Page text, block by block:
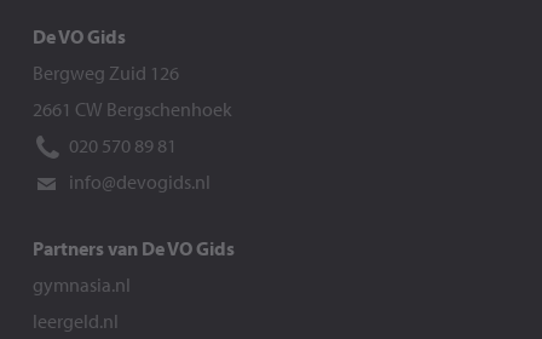
De VO Gids
Bergweg Zuid 126
2661 CW Bergschenhoek
020 570 89 81
info@devogids.nl
Partners van De VO Gids
gymnasia.nl
leergeld.nl